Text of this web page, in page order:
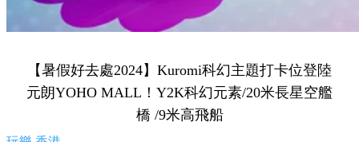
【暑假好去處2024】Kuromi科幻主題打卡位登陸
元朗YOHO MALL！Y2K科幻元素/20米長星空艦
橋 /9米高飛船